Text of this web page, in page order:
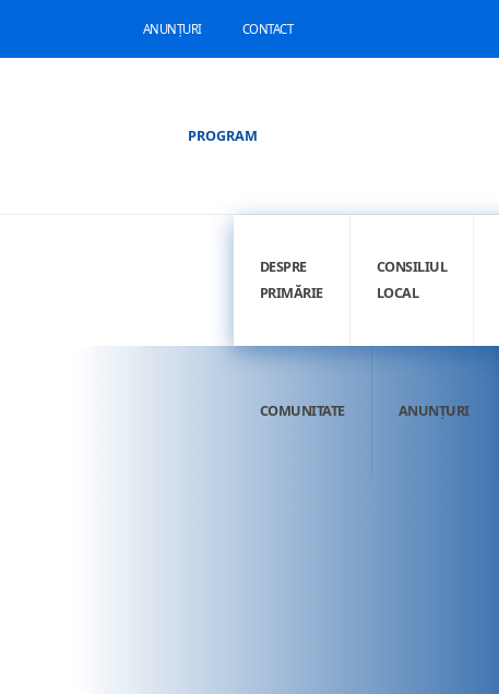
ANUNȚURI CONTACT
PROGRAM
DESPRE
PRIMĂRIE
CONSILIUL
LOCAL
COMUNITATE ANUNȚURI